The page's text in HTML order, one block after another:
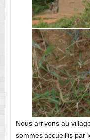
Nous arrivons au
sommes accueillis par